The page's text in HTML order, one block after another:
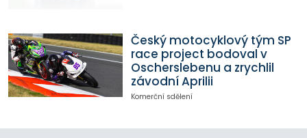
Český motocyklový tým SP
race project bodoval v
Oscherslebenu a zrychlil
závodní Aprilii
Komerční sdělení